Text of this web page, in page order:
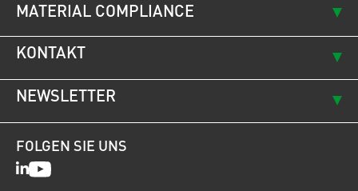
KONTAKT
NEWSLETTER
MATERIAL COMPLIANCE
FOLGEN SIE UNS
LinkedIn
Youtube